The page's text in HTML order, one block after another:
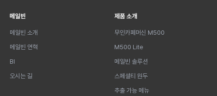
메일빈
메일빈 소개
메일빈 연혁
BI
오시는 길
제품 소개
무인카페머신 M500
M500 Lite
메일빈 솔루션
스페셜티 원두
추출 가능 메뉴